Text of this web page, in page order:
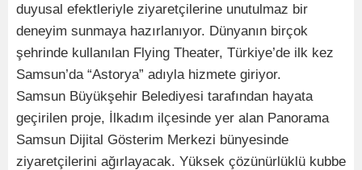
duyusal efektleriyle ziyaretçilerine unutulmaz bir
deneyim sunmaya hazırlanıyor. Dünyanın birçok
şehrinde kullanılan Flying Theater, Türkiye’de ilk kez
Samsun’da “Astorya” adıyla hizmete giriyor.
Samsun Büyükşehir Belediyesi tarafından hayata
geçirilen proje, İlkadım ilçesinde yer alan Panorama
Samsun Dijital Gösterim Merkezi bünyesinde
ziyaretçilerini ağırlayacak. Yüksek çözünürlüklü kubbe